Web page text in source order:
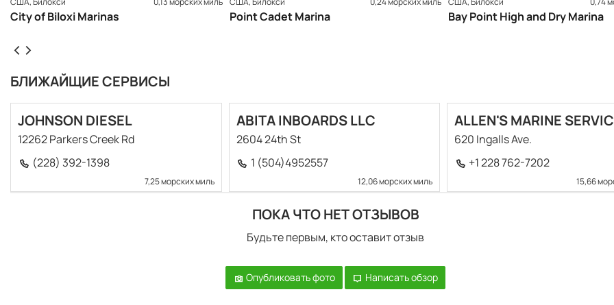
City of Biloxi Marinas Point Cadet Marina Bay Point High and Dry Marina
БЛИЖАЙЩИЕ СЕРВИСЫ
JOHNSON DIESEL
12262 Parkers Creek Rd
(228) 392-1398
7,25 морских миль
ABITA INBOARDS LLC
2604 24th St
1 (504)4952557
12,06 морских миль
ALLEN'S MARINE
620 Ingalls Ave.
+1 228 762-7202
15,66
ПОКА ЧТО НЕТ ОТЗЫВОВ
Будьте первым, кто оставит отзыв
Опубликовать фото Написать обзор